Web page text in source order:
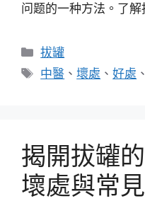
问题的一种方法。了
分
類
拔罐
標
中醫 、壞處 、好處
揭開拔罐
壞處與常